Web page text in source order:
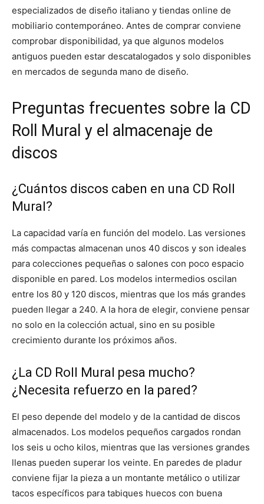
especializados de diseño italiano y tiendas online de
mobiliario contemporáneo. Antes de comprar conviene
comprobar disponibilidad, ya que algunos modelos
antiguos pueden estar descatalogados y solo disponibles
en mercados de segunda mano de diseño.
Preguntas frecuentes sobre la CD
Roll Mural y el almacenaje de
discos
¿Cuántos discos caben en una CD Roll
Mural?
La capacidad varía en función del modelo. Las versiones
más compactas almacenan unos 40 discos y son ideales
para colecciones pequeñas o salones con poco espacio
disponible en pared. Los modelos intermedios oscilan
entre los 80 y 120 discos, mientras que los más grandes
pueden llegar a 240. A la hora de elegir, conviene pensar
no solo en la colección actual, sino en su posible
crecimiento durante los próximos años.
¿La CD Roll Mural pesa mucho?
¿Necesita refuerzo en la pared?
El peso depende del modelo y de la cantidad de discos
almacenados. Los modelos pequeños cargados rondan
los seis u ocho kilos, mientras que las versiones grandes
llenas pueden superar los veinte. En paredes de pladur
conviene fijar la pieza a un montante metálico o utilizar
tacos específicos para tabiques huecos con buena